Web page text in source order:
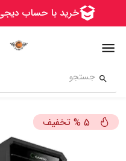
5
% تخفیف